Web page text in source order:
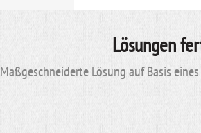
Lösungen
Maßgeschneiderte Lösung auf Basis